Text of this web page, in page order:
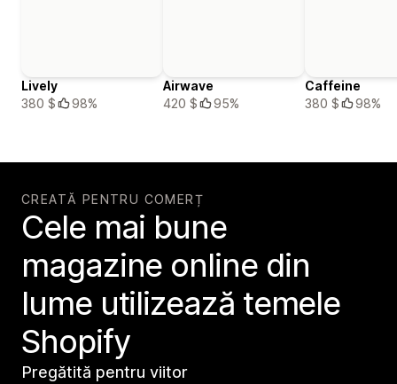
Lively
380 $
98%
Airwave
420 $
95%
Caffeine
380 $
98%
CREATĂ PENTRU COMERȚ
Cele mai bune
magazine online din
lume utilizează temele
Shopify
Pregătită pentru viitor